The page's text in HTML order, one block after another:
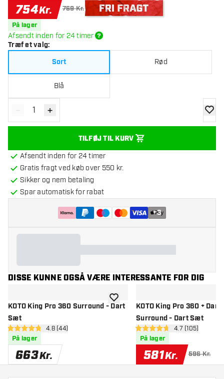
754Kr. 769 Kr.
På lager
Afsendt inden for 24 timer
Træf et valg:
Sort
Rød
Blå
Reducér antal
- Øg antal
+
TILFØJ TIL KURV
Afsendt inden for 24 timer
Gratis fragt ved køb over 550 kr.
Sikker og nem betaling
Spar automatisk for rabat
+3
DISSE KUNNE OGSÅ VÆRE INTERESSANTE FOR DIG
KOTO King Pro 360 Surround - Dart
Sæt
åbn anmeldelsespanel
4.8 bedømmelsesstjerner
4.8 (44)
På lager
663Kr.
tilføje til ønskeliste
KOTO King Pro 360 +
Surround - Dart Sæt
åbn
4.7 bedømmelsesstjerner
4.7 (105)
På lager
581Kr. 596 Kr.